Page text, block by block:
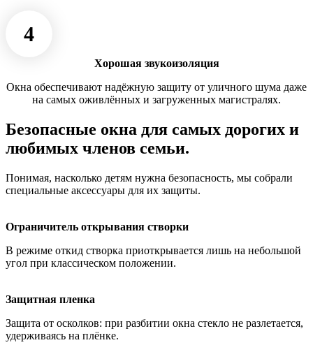
4
Хорошая звукоизоляция
Окна обеспечивают надёжную защиту от уличного шума даже
на самых оживлённых и загруженных магистралях.
Безопасные окна для самых дорогих и
любимых членов семьи.
Понимая, насколько детям нужна безопасность, мы собрали
специальные аксессуары для их защиты.
Ограничитель открывания створки
В режиме откид створка приоткрывается лишь на небольшой
угол при классическом положении.
Защитная пленка
Защита от осколков: при разбитии окна стекло не разлетается,
удерживаясь на плёнке.